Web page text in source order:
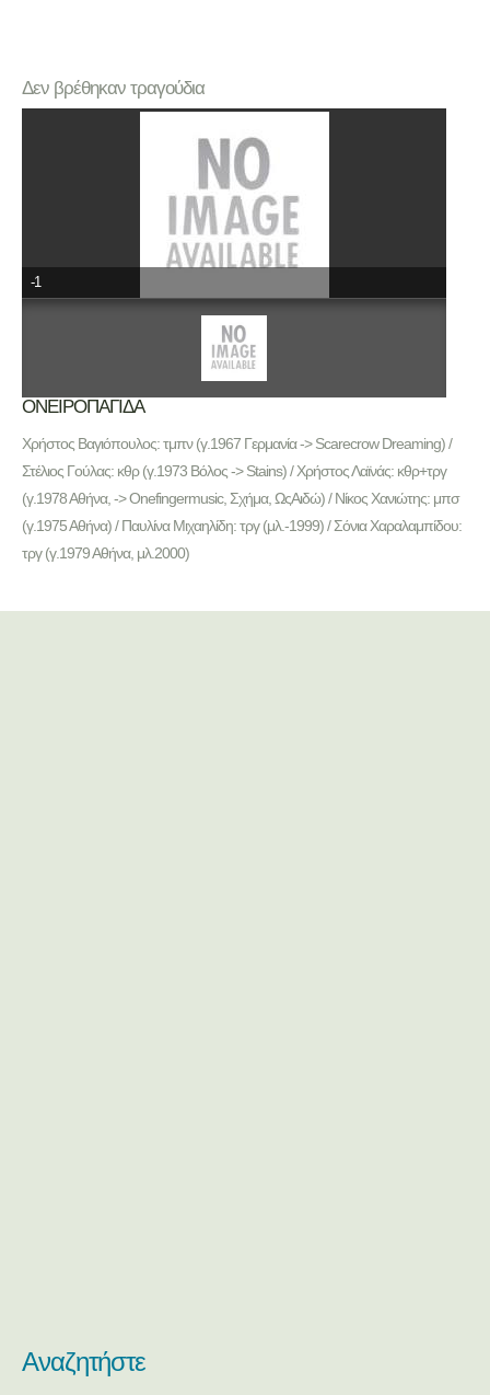
Δεν βρέθηκαν τραγούδια
-1
ΟΝΕΙΡΟΠΑΓΙΔΑ
Χρήστος Βαγιόπουλος: τμπν (γ.1967 Γερμανία -> Scarecrow Dreaming) /
Στέλιος Γούλας: κθρ (γ.1973 Βόλος -> Stains) / Χρήστος Λαϊνάς: κθρ+τργ
(γ.1978 Αθήνα, -> Onefingermusic, Σχήμα, ΩςΑιδώ) / Νίκος Χανιώτης: μπσ
(γ.1975 Αθήνα) / Παυλίνα Μιχαηλίδη: τργ (μλ.-1999) / Σόνια Χαραλαμπίδου:
τργ (γ.1979 Αθήνα, μλ.2000)
Αναζητήστε